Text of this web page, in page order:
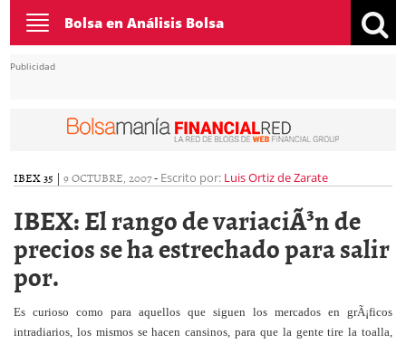
Toggle
navigation
Bolsa en Análisis Bolsa
Publicidad
IBEX 35 | 9 OCTUBRE, 2007- Escrito por: Luis Ortiz de Zarate
IBEX: El rango de variaciÃ³n de
precios se ha estrechado para salir
por.
Es curioso como para aquellos que siguen los mercados en grÃ¡ficos
intradiarios, los mismos se hacen cansinos, para que la gente tire la toalla,